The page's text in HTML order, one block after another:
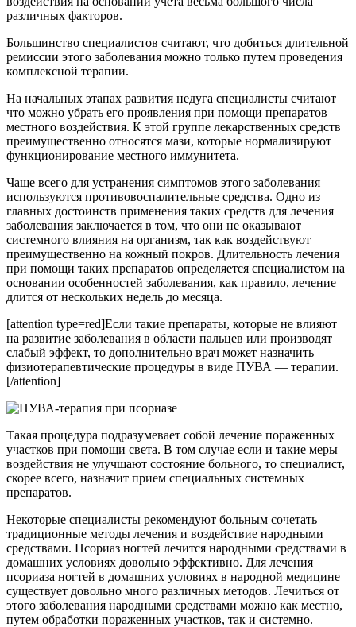
различных факторов.
Большинство специалистов считают, что добиться длительной
ремиссии этого заболевания можно только путем проведения
комплексной терапии.
На начальных этапах развития недуга специалисты считают
что можно убрать его проявления при помощи препаратов
местного воздействия. К этой группе лекарственных средств
преимущественно относятся мази, которые нормализируют
функционирование местного иммунитета.
Чаще всего для устранения симптомов этого заболевания
используются противовоспалительные средства. Одно из
главных достоинств применения таких средств для лечения
заболевания заключается в том, что они не оказывают
системного влияния на организм, так как воздействуют
преимущественно на кожный покров. Длительность лечения
при помощи таких препаратов определяется специалистом на
основании особенностей заболевания, как правило, лечение
длится от нескольких недель до месяца.
[attention type=red]Если такие препараты, которые не влияют
на развитие заболевания в области пальцев или производят
слабый эффект, то дополнительно врач может назначить
физиотерапевтические процедуры в виде ПУВА — терапии.
[/attention]
Такая процедура подразумевает собой лечение пораженных
участков при помощи света. В том случае если и такие меры
воздействия не улучшают состояние больного, то специалист,
скорее всего, назначит прием специальных системных
препаратов.
Некоторые специалисты рекомендуют больным сочетать
традиционные методы лечения и воздействие народными
средствами. Псориаз ногтей лечится народными средствами в
домашних условиях довольно эффективно. Для лечения
псориаза ногтей в домашних условиях в народной медицине
существует довольно много различных методов. Лечиться от
этого заболевания народными средствами можно как местно,
путем обработки пораженных участков, так и системно.